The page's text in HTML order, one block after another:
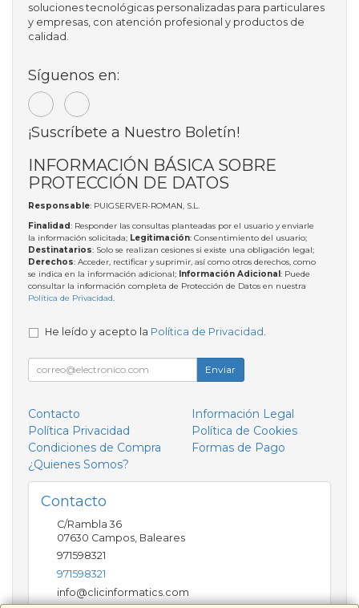
soluciones tecnológicas personalizadas para particulares
y empresas, con atención profesional y productos de
calidad.
Síguenos en:
¡Suscríbete a Nuestro Boletín!
INFORMACIÓN BÁSICA SOBRE
PROTECCIÓN DE DATOS
Responsable: PUIGSERVER-ROMAN, S.L.
Finalidad: Responder las consultas planteadas por el usuario y enviarle
la información solicitada; Legitimación: Consentimiento del usuario;
Destinatarios: Solo se realizan cesiones si existe una obligación legal;
Derechos: Acceder, rectificar y suprimir, así como otros derechos, como
se indica en la información adicional; Información Adicional: Puede
consultar la información completa de Protección de Datos en nuestra
Política de Privacidad.
He leído y acepto la Política de Privacidad
Enviar
Contacto
Información Legal
Política Privacidad
Política de Cookies
Condiciones de Compra
Formas de Pago
¿Quienes Somos?
Contacto
C/Rambla 36
07630 Campos Baleares
971598321
971598321
info@clicinformatics.com